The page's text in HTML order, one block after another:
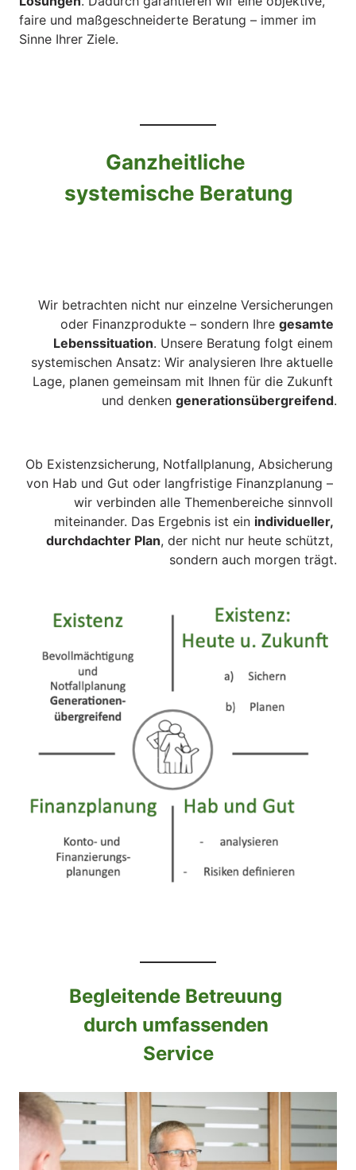
faire und maßgeschneiderte Beratung – immer im
Sinne Ihrer Ziele.
systemische Beratung
Wir betrachten nicht nur einzelne Versicherungen
oder Finanzprodukte – sondern Ihre gesamte
Lebenssituation. Unsere Beratung folgt einem
systemischen Ansatz: Wir analysieren Ihre aktuelle
Lage, planen gemeinsam mit Ihnen für die Zukunft
und denken generationsübergreifend.
Ob Existenzsicherung, Notfallplanung, Absicherung
von Hab und Gut oder langfristige Finanzplanung –
wir verbinden alle Themenbereiche sinnvoll
miteinander. Das Ergebnis ist ein individueller,
durchdachter Plan, der nicht nur heute schützt,
sondern auch morgen trägt.
Begleitende
durch
Service